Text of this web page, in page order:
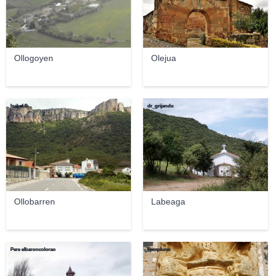
Ollogoyen Olejua
Ollobarren
Isabel.S
Labeaga
dr_grijando
Pere elbaroncolorao Pampluno